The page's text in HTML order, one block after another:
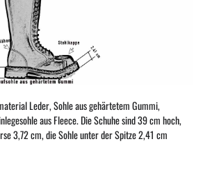
Leder, Sohle aus gehärtetem Gummi,
aus Fleece. Die Schuhe sind 39 cm hoch,
3,72 cm, die Sohle unter der Spitze 2,41 cm